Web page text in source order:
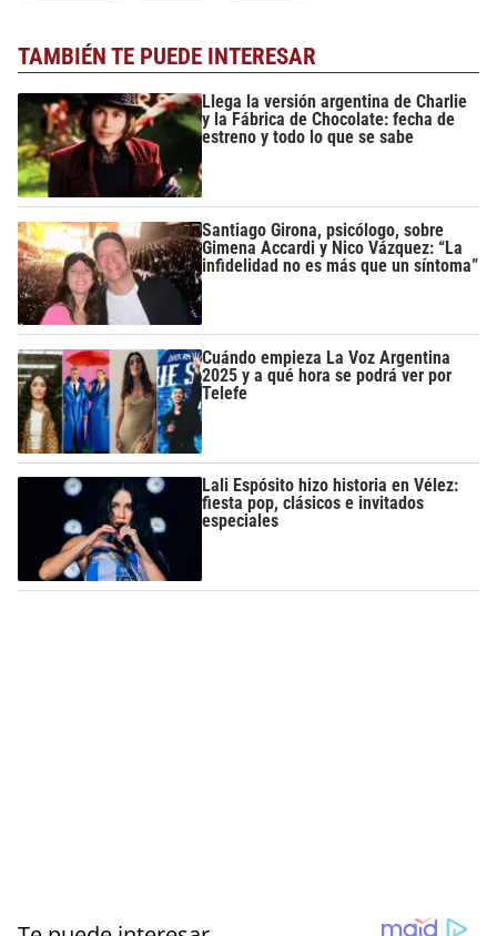
TAMBIÉN TE PUEDE INTERESAR
Llega la versión argentina de Charlie
y la Fábrica de Chocolate: fecha de
estreno y todo lo que se sabe
Santiago Girona, psicólogo, sobre
Gimena Accardi y Nico Vázquez: “La
infidelidad no es más que un síntoma”
Cuándo empieza La Voz Argentina
2025 y a qué hora se podrá ver por
Telefe
Lali Espósito hizo historia en Vélez:
fiesta pop, clásicos e invitados
especiales